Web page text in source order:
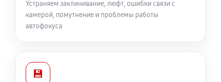
Устраняем заклинивание, люфт, ошибки связи с
камерой, помутнение и проблемы работы
автофокуса
💾